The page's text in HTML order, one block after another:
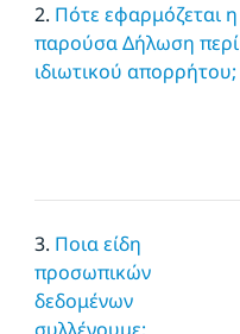
2. Πότε εφαρμόζεται η
παρούσα Δήλωση περί
ιδιωτικού απορρήτου;
3. Ποια είδη
προσωπικών
δεδομένων